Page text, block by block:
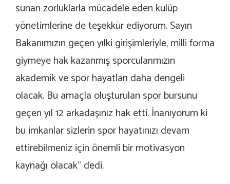
sunan zorluklarla mücadele eden kulüp
yönetimlerine de teşekkür ediyorum. Sayın
Bakanımızın geçen yılki girişimleriyle, milli forma
giymeye hak kazanmış sporcularımızın
akademik ve spor hayatları daha dengeli
olacak. Bu amaçla oluşturulan spor bursunu
geçen yıl 12 arkadaşınız hak etti. İnanıyorum ki
bu imkanlar sizlerin spor hayatınızı devam
ettirebilmeniz için önemli bir motivasyon
kaynağı olacak” dedi.